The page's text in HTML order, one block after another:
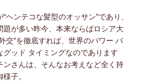
ヘンテコな髪型のオッサン”であり、
題が多い昨今、本来ならばロシア大
交”を徹底すれば、世界のパワー バ
グッド タイミングなのであります
ンさんは、そんなお考えなど全く持
子。